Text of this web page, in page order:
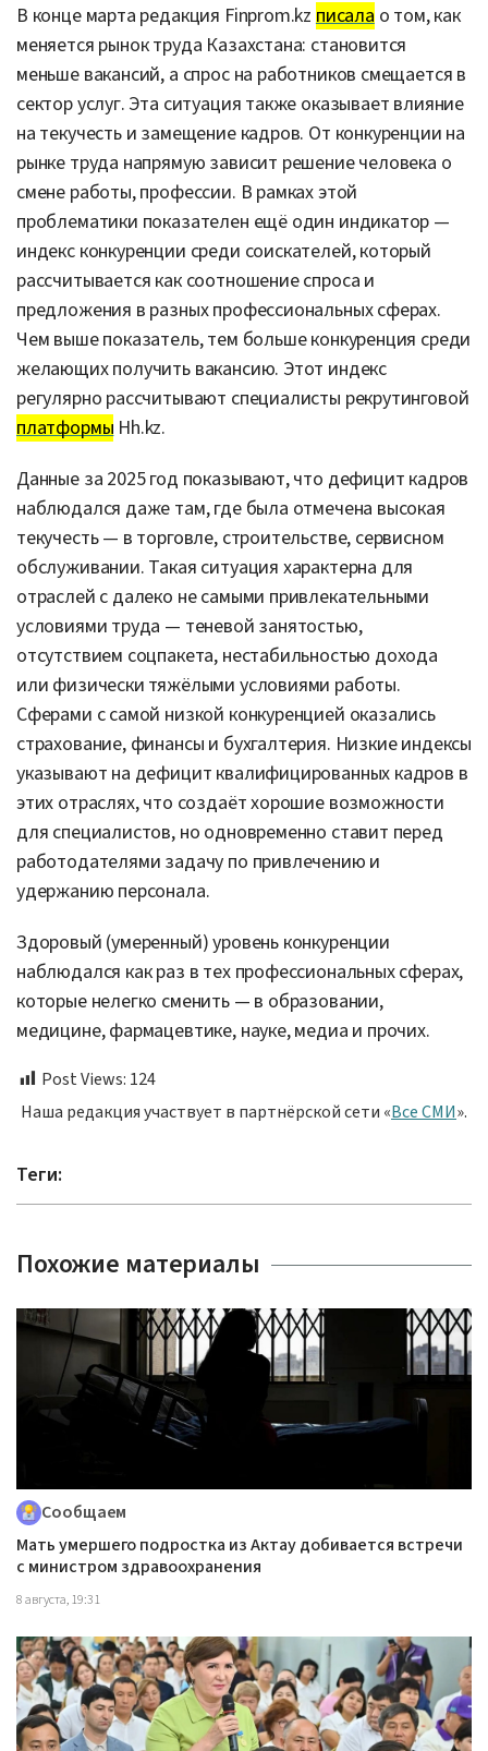
В конце марта редакция Finprom.kz писала о том, как
меняется рынок труда Казахстана: становится
меньше вакансий, а спрос на работников смещается в
сектор услуг. Эта ситуация также оказывает влияние
на текучесть и замещение кадров. От конкуренции на
рынке труда напрямую зависит решение человека о
смене работы, профессии. В рамках этой
проблематики показателен ещё один индикатор —
индекс конкуренции среди соискателей, который
рассчитывается как соотношение спроса и
предложения в разных профессиональных сферах.
Чем выше показатель, тем больше конкуренция среди
желающих получить вакансию. Этот индекс
регулярно рассчитывают специалисты рекрутинговой
платформы Hh.kz.
Данные за 2025 год показывают, что дефицит кадров
наблюдался даже там, где была отмечена высокая
текучесть — в торговле, строительстве, сервисном
обслуживании. Такая ситуация характерна для
отраслей с далеко не самыми привлекательными
условиями труда — теневой занятостью,
отсутствием соцпакета, нестабильностью дохода
или физически тяжёлыми условиями работы.
Сферами с самой низкой конкуренцией оказались
страхование, финансы и бухгалтерия. Низкие индексы
указывают на дефицит квалифицированных кадров в
этих отраслях, что создаёт хорошие возможности
для специалистов, но одновременно ставит перед
работодателями задачу по привлечению и
удержанию персонала.
Здоровый (умеренный) уровень конкуренции
наблюдался как раз в тех профессиональных сферах,
которые нелегко сменить — в образовании,
медицине, фармацевтике, науке, медиа и прочих.
Post Views: 124
Наша редакция участвует в партнёрской сети «Все СМИ».
Теги:
Похожие материалы
Сообщаем
Мать умершего подростка из Актау добивается встречи
с министром здравоохранения
8 августа, 19:31